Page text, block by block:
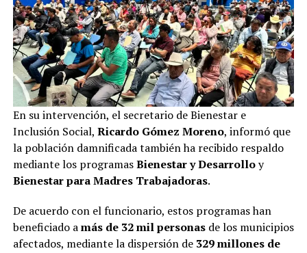
En su intervención, el secretario de Bienestar e
Inclusión Social, Ricardo Gómez Moreno, informó que
la población damnificada también ha recibido respaldo
mediante los programasBienestar y Desarrolloy
Bienestar para Madres Trabajadoras.
De acuerdo con el funcionario, estos programas han
beneficiado amás de 32 mil personasde los municipios
afectados, mediante la dispersión de 329 millones de